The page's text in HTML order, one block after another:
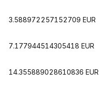
3.588972257152709 EUR
7.177944514305418 EUR
14.355889028610836 EUR